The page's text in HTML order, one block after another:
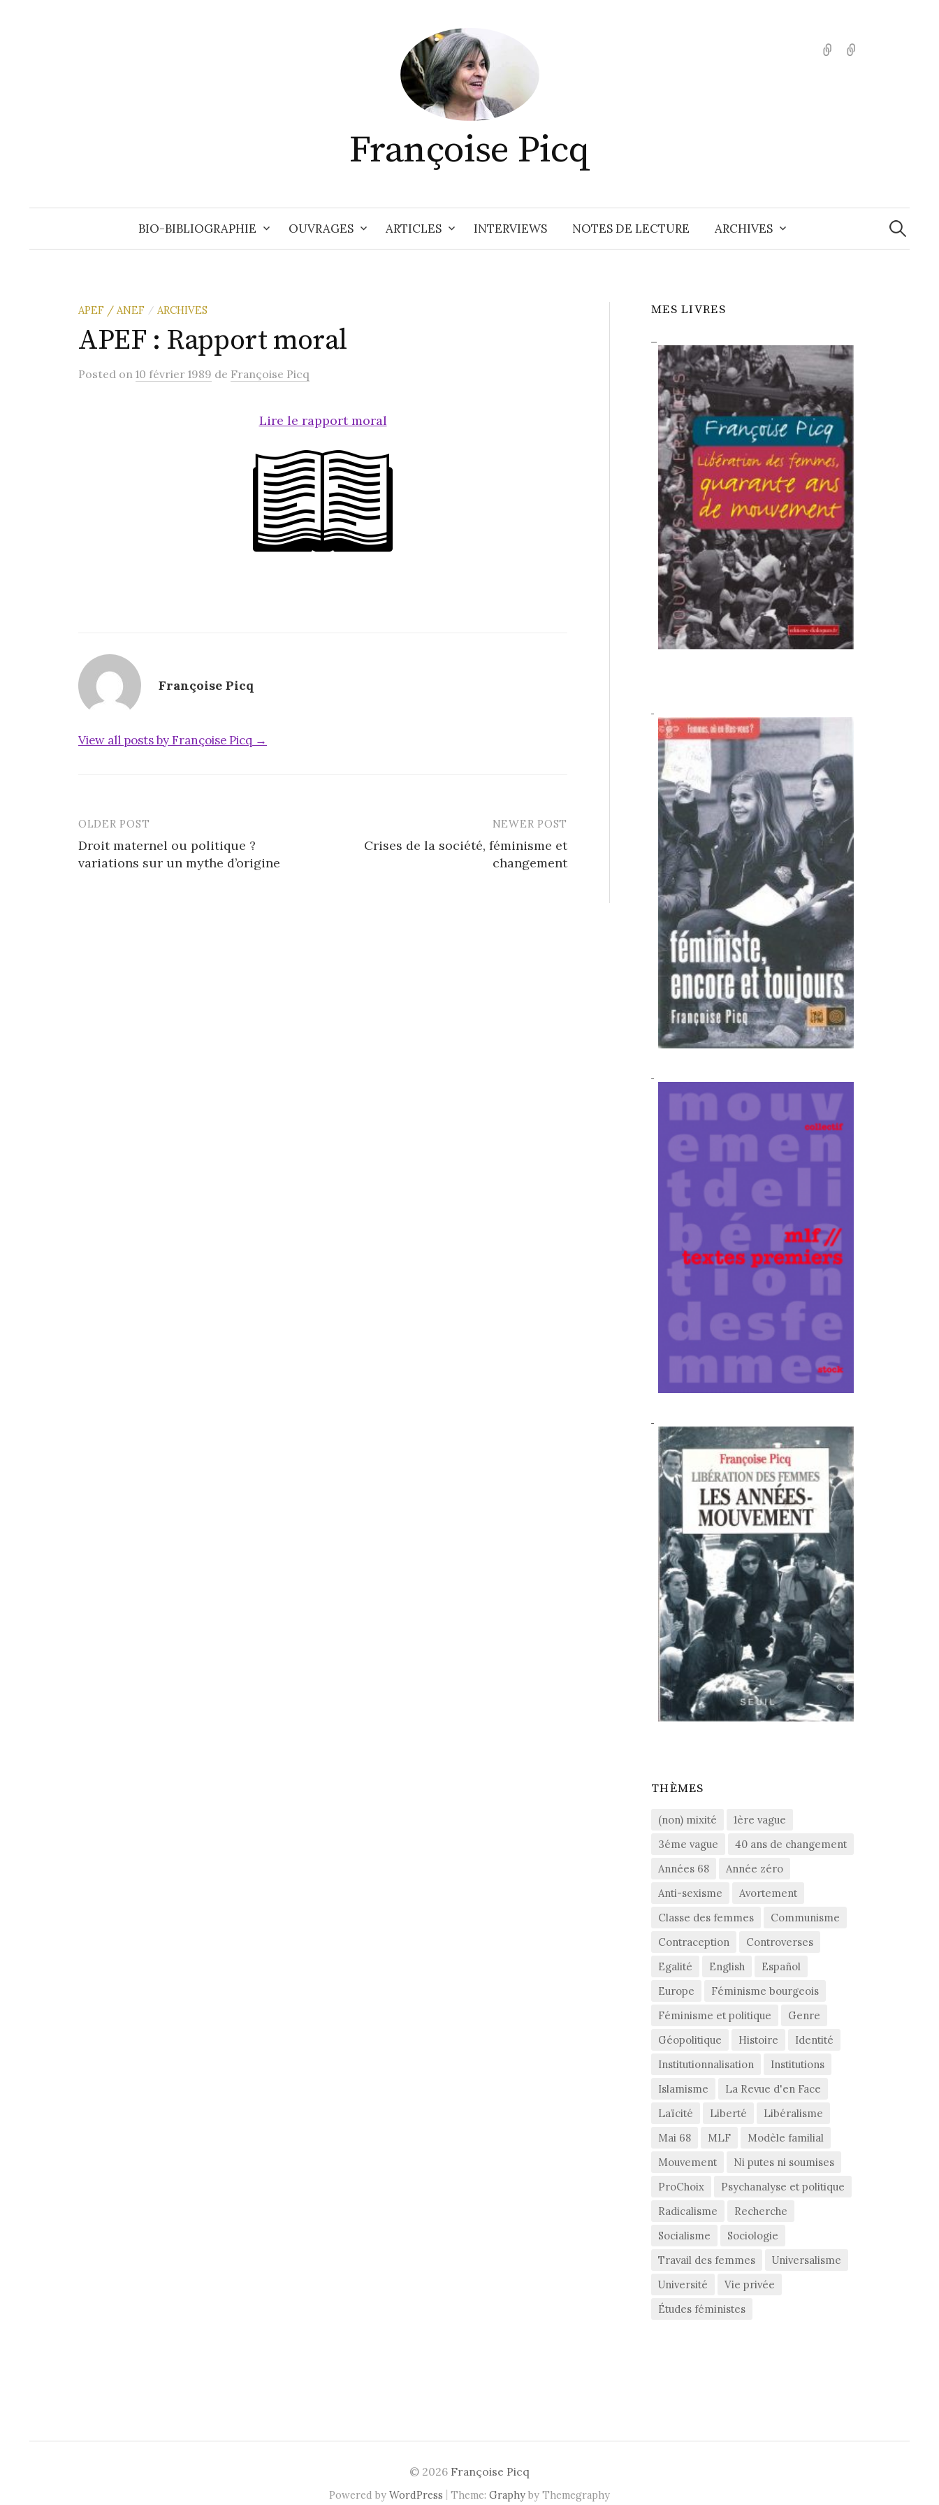
Françoise Picq
English
BIO-BIBLIOGRAPHIE OUVRAGES ARTICLES INTERVIEWS NOTES DE LECTURE ARCHIVES
APEF / ANEF / ARCHIVES
APEF : Rapport moral
Posted on 10 février 1989 de Françoise Picq
Lire le rapport moral
Françoise Picq
View all posts by Françoise Picq →
Post
navigation
OLDER POST
Droit maternel ou politique ?
variations sur un mythe d’origine
NEWER POST
Crises de la société, féminisme et
changement
MES LIVRES
THÈMES
(non) mixité
1ère vague
3éme vague
40 ans de changement
Années 68
Année zéro
Anti-sexisme
Avortement
Classe des femmes
Communisme
Contraception
Controverses
Egalité
English
Español
Europe
Féminisme bourgeois
Féminisme et politique
Genre
Géopolitique
Histoire
Identité
Institutionnalisation
Institutions
Islamisme
La Revue d'en Face
Laïcité
Liberté
Libéralisme
Mai 68
MLF
Modèle familial
Mouvement
Ni putes ni soumises
ProChoix
Psychanalyse et politique
Radicalisme
Recherche
Socialisme
Sociologie
Travail des femmes
Universalisme
Université
Vie privée
Études féministes
© 2026 Françoise Picq
Powered by WordPress | Theme: Graphy by Themegraphy